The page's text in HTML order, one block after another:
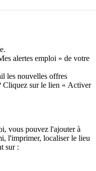
alertes emploi » de votre
les nouvelles offres
Cliquez sur le lien « Activer
vous pouvez l'ajouter à
l'imprimer, localiser le lieu
sur :